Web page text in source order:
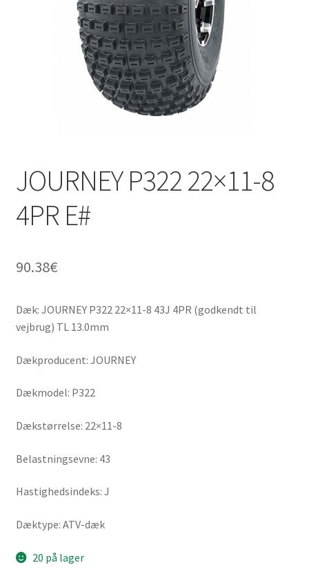
JOURNEY P322 22×11-8
4PR E#
90.38€
Dæk: JOURNEY P322 22×11-8 43J 4PR (godkendt til
vejbrug) TL 13.0mm
Dækproducent: JOURNEY
Dækmodel: P322
Dækstørrelse: 22×11-8
Belastningsevne: 43
Hastighedsindeks: J
Dæktype: ATV-dæk
20 på lager